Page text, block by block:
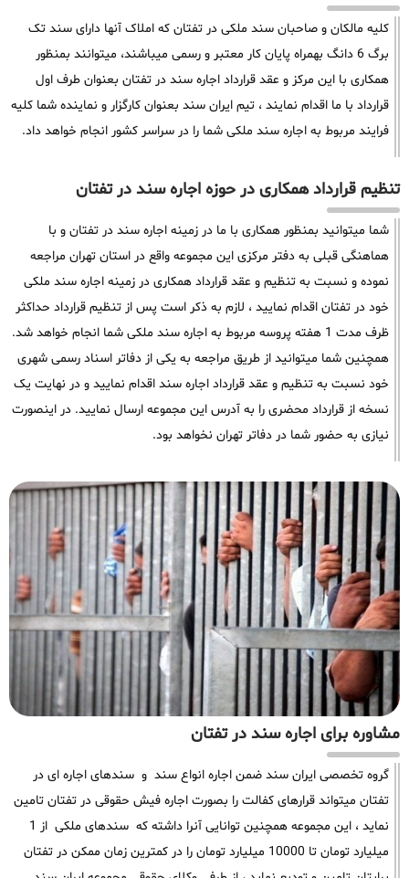
کلیه مالکان و صاحبان سند ملکی در تفتان که املاک آنها دارای سند تک
برگ 6 دانگ بهمراه پایان کار معتبر و رسمی میباشند، میتوانند بمنظور
همکاری با این مرکز و عقد قرارداد اجاره سند در تفتان بعنوان طرف اول
قرارداد با ما اقدام نمایند ، تیم ایران سند بعنوان کارگزار و نماینده شما کلیه
فرایند مربوط به اجاره سند ملکی شما را در سراسر کشور انجام خواهد داد.
تنظیم قرارداد همکاری در حوزه اجاره سند در تفتان
شما میتوانید بمنظور همکاری با ما در زمینه اجاره سند در تفتان و با
هماهنگی قبلی به دفتر مرکزی این مجموعه واقع در استان تهران مراجعه
نموده و نسبت به تنظیم و عقد قرارداد همکاری در زمینه اجاره سند ملکی
خود در تفتان اقدام نمایید ، لازم به ذکر است پس از تنظیم قرارداد حداکثر
ظرف مدت 1 هفته پروسه مربوط به اجاره سند ملکی شما انجام خواهد شد.
همچنین شما میتوانید از طریق مراجعه به یکی از دفاتر اسناد رسمی شهری
خود نسبت به تنظیم و عقد قرارداد اجاره سند اقدام نمایید و در نهایت یک
نسخه از قرارداد محضری را به آدرس این مجموعه ارسال نمایید. در اینصورت
نیازی به حضور شما در دفاتر تهران نخواهد بود.
مشاوره برای اجاره سند در تفتان
گروه تخصصی ایران سند ضمن اجاره انواع سند و سندهای اجاره ای در
تفتان میتواند قرارهای کفالت را بصورت اجاره فیش حقوقی در تفتان تامین
نماید ، این مجموعه همچنین توانایی آنرا داشته که سندهای ملکی از 1
میلیارد تومان تا 10000 میلیارد تومان را در کمترین زمان ممکن در تفتان